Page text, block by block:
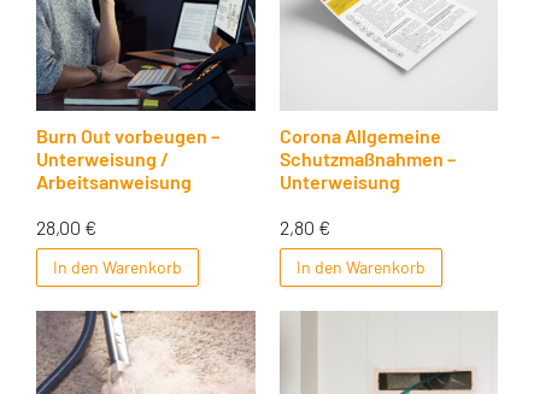
Burn Out vorbeugen –
Unterweisung /
Arbeitsanweisung
28,00 €
In den Warenkorb
Corona Allgemeine
Schutzmaßnahmen –
Unterweisung
2,80 €
In den Warenkorb